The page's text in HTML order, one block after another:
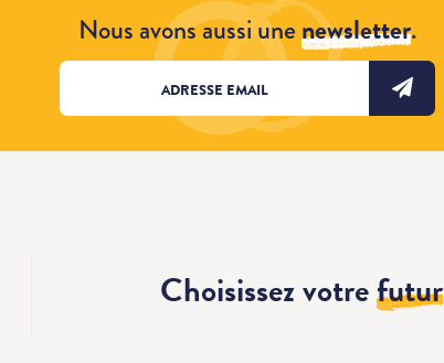
Nous avons aussi unenewsletter.
Choisissez votrefutur